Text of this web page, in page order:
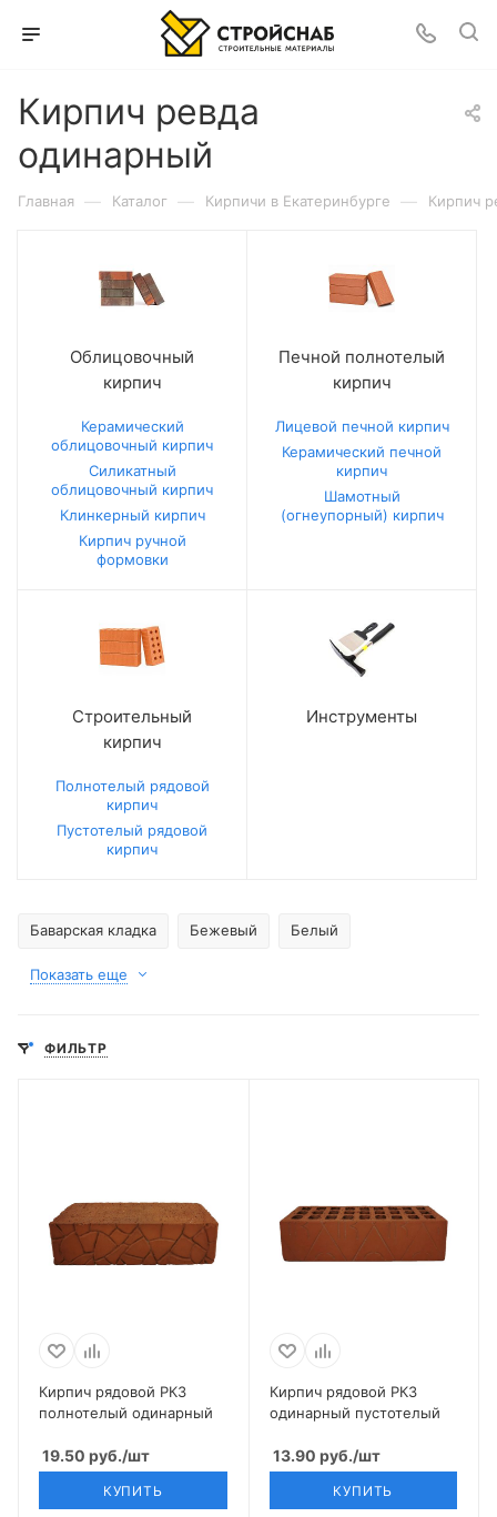
Кирпич ревда
одинарный
Главная — Каталог — Кирпичи в Екатеринбурге — Кирпич
Облицовочный
кирпич
Керамический
облицовочный кирпич
Силикатный
облицовочный кирпич
Клинкерный кирпич
Кирпич ручной
формовки
Печной полнотелый
кирпич
Лицевой печной кирпич
Керамический печной
кирпич
Шамотный
(огнеупорный) кирпич
Строительный
кирпич
Полнотелый рядовой
кирпич
Пустотелый рядовой
кирпич
Инструменты
Баварская кладка Бежевый Белый
Показать еще
ФИЛЬТР
Кирпич рядовой РКЗ
полнотелый одинарный
19.50 руб./шт
КУПИТЬ
Кирпич рядовой РКЗ
одинарный пустотелый
13.90 руб./шт
КУПИТЬ